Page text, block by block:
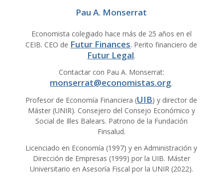
Pau A. Monserrat
Economista colegiado hace más de 25 años en el
CEIB. CEO de Futur Finances. Perito financiero de
Futur Legal.
Contactar con Pau A. Monserrat:
monserrat@economistas.org.
Profesor de Economía Financiera (UIB) y director de
Máster (UNIR). Consejero del Consejo Económico y
Social de Illes Balears. Patrono de la Fundación
Finsalud.
Licenciado en Economía (1997) y en Administración y
Dirección de Empresas (1999) por la UIB. Máster
Universitario en Asesoría Fiscal por la UNIR (2022).